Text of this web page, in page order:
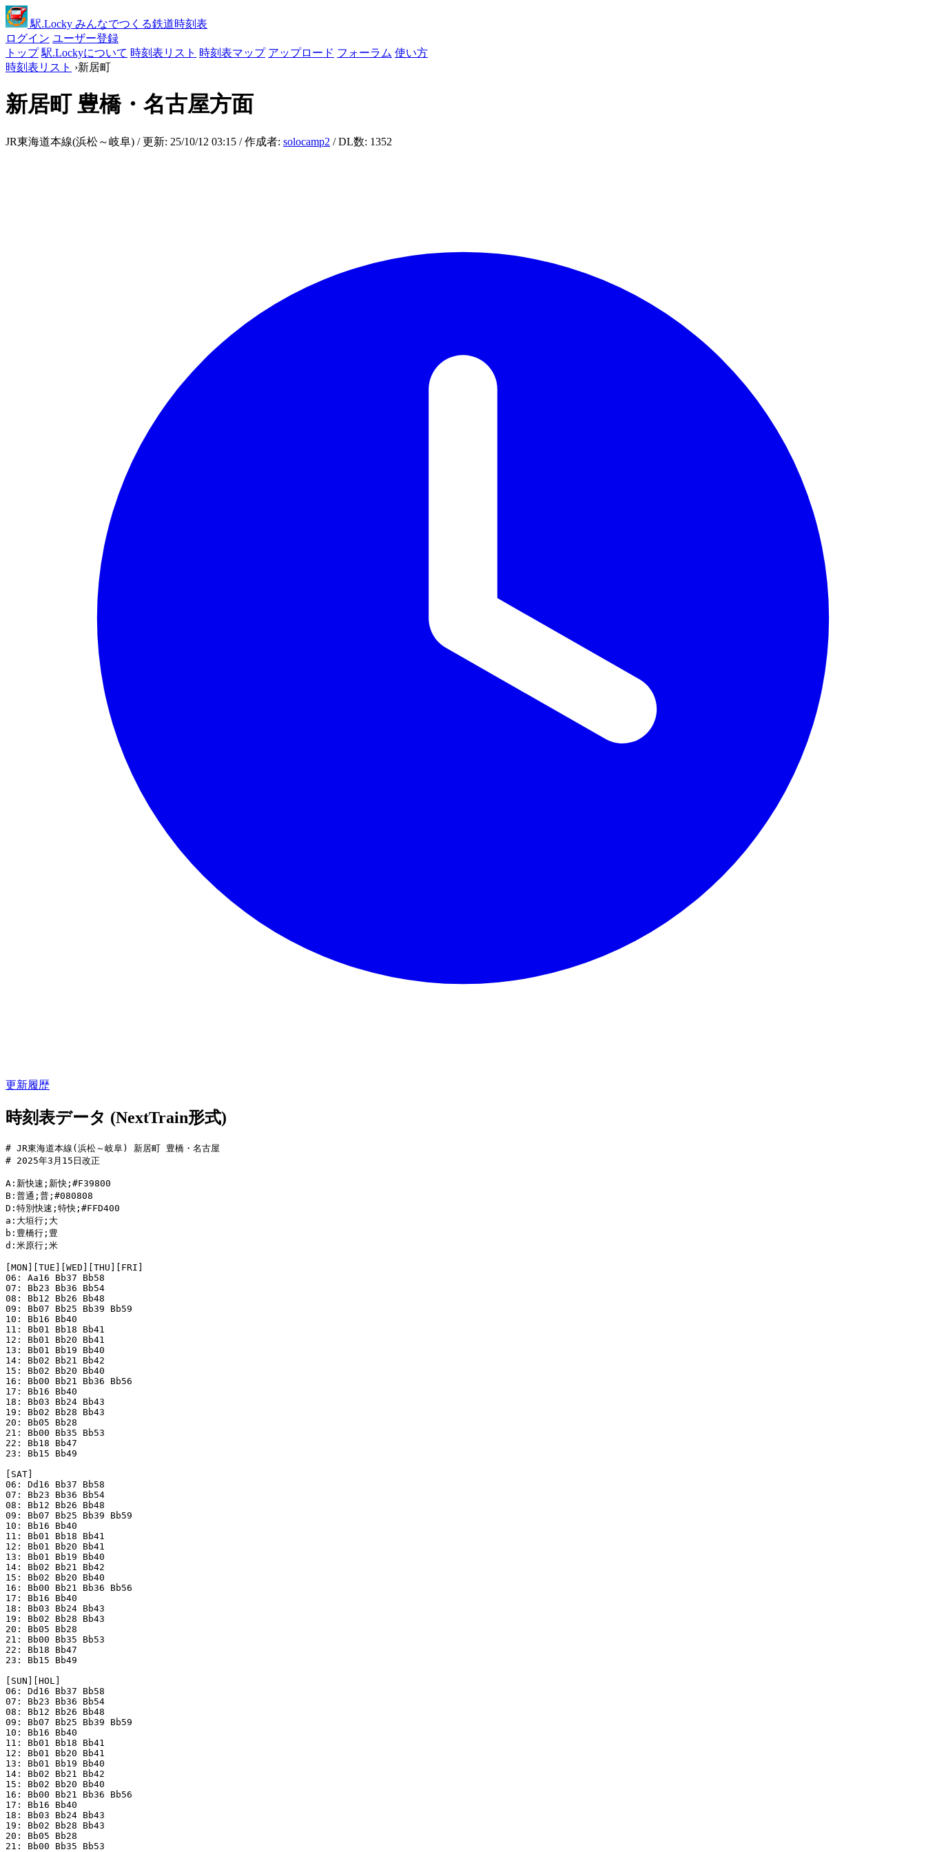
駅.Locky みんなでつくる鉄道時刻表
ログイン ユーザー登録
トップ 駅.Lockyについて 時刻表リスト 時刻表マップ アップロード フォーラム 使い方
時刻表リスト ›新居町
新居町豊橋・名古屋方面
JR東海道本線(浜松～岐阜) / 更新: 25/10/12 03:15 / 作成者: solocamp2 / DL数: 1352
更新履歴
時刻表データ (NextTrain形式)
# JR東海道本線(浜松～岐阜) 新居町 豊橋・名古屋
# 2025年3月15日改正
A:新快速;新快;#F39800
B:普通;普;#080808
D:特別快速;特快;#FFD400
a:大垣行;大
b:豊橋行;豊
d:米原行;米
[MON][TUE][WED][THU][FRI]
06: Aa16 Bb37 Bb58
07: Bb23 Bb36 Bb54
08: Bb12 Bb26 Bb48
09: Bb07 Bb25 Bb39 Bb59
10: Bb16 Bb40
11: Bb01 Bb18 Bb41
12: Bb01 Bb20 Bb41
13: Bb01 Bb19 Bb40
14: Bb02 Bb21 Bb42
15: Bb02 Bb20 Bb40
16: Bb00 Bb21 Bb36 Bb56
17: Bb16 Bb40
18: Bb03 Bb24 Bb43
19: Bb02 Bb28 Bb43
20: Bb05 Bb28
21: Bb00 Bb35 Bb53
22: Bb18 Bb47
23: Bb15 Bb49
[SAT]
06: Dd16 Bb37 Bb58
07: Bb23 Bb36 Bb54
08: Bb12 Bb26 Bb48
09: Bb07 Bb25 Bb39 Bb59
10: Bb16 Bb40
11: Bb01 Bb18 Bb41
12: Bb01 Bb20 Bb41
13: Bb01 Bb19 Bb40
14: Bb02 Bb21 Bb42
15: Bb02 Bb20 Bb40
16: Bb00 Bb21 Bb36 Bb56
17: Bb16 Bb40
18: Bb03 Bb24 Bb43
19: Bb02 Bb28 Bb43
20: Bb05 Bb28
21: Bb00 Bb35 Bb53
22: Bb18 Bb47
23: Bb15 Bb49
[SUN][HOL]
06: Dd16 Bb37 Bb58
07: Bb23 Bb36 Bb54
08: Bb12 Bb26 Bb48
09: Bb07 Bb25 Bb39 Bb59
10: Bb16 Bb40
11: Bb01 Bb18 Bb41
12: Bb01 Bb20 Bb41
13: Bb01 Bb19 Bb40
14: Bb02 Bb21 Bb42
15: Bb02 Bb20 Bb40
16: Bb00 Bb21 Bb36 Bb56
17: Bb16 Bb40
18: Bb03 Bb24 Bb43
19: Bb02 Bb28 Bb43
20: Bb05 Bb28
21: Bb00 Bb35 Bb53